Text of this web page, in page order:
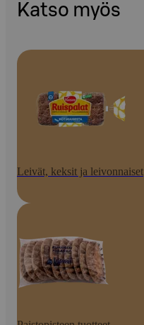
Katso myös
Leivät, keksit ja leivonnaiset